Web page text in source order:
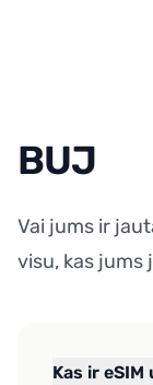
BUJ
Vai jums ir
visu, kas jums
Kas ir